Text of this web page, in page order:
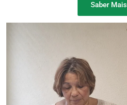
Saber Mais